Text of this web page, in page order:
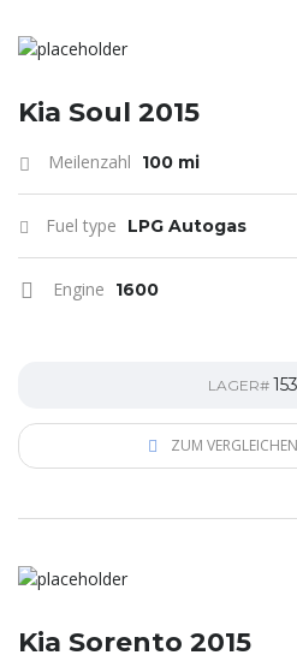
Kia Soul 2015
Meilenzahl 100 mi
Fuel type LPG Autogas
Engine 1600
LAGER#
ZUM
Kia Sorento 2015